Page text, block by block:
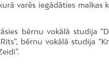
varēs iegādāties malkas
bērnu vokālā studija
bērnu vokālā studija